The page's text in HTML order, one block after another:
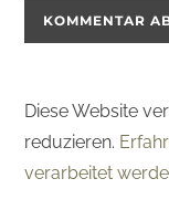
Diese Website
reduzieren.
verarbeitet